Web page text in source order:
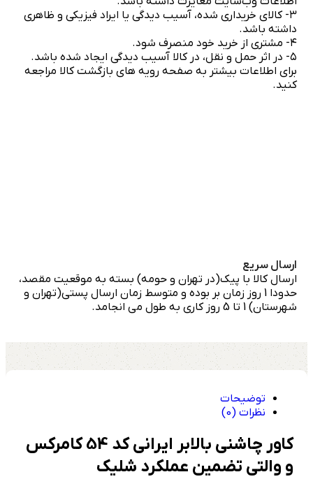
۳- کالای خریداری شده، آسیب دیدگی یا ایراد فیزیکی و ظاهری
داشته باشد.
۴- مشتری از خرید خود منصرف شود.
۵- در اثر حمل و نقل، در کالا آسیب دیدگی ایجاد شده باشد.
برای اطلاعات بیشتر به صفحه رویه های بازگشت کالا مراجعه
کنید.
ارسال سریع
ارسال کالا با پیک(در تهران و حومه) بسته به موقعیت مقصد،
حدودا 1 روز زمان بر بوده و متوسط زمان ارسال پستی(تهران و
شهرستان) 1 تا 5 روز کاری به طول می انجامد.
توضیحات
نظرات (0)
کاور چاشنی بالابر ایرانی کد 54 کامرکس
و والتی تضمین عملکرد شلیک